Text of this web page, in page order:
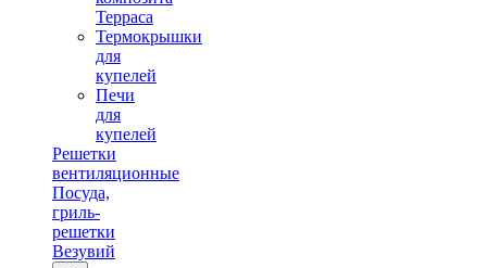
Терраса
Термокрышки
для
купелей
Печи
для
купелей
Решетки
вентиляционные
Посуда,
гриль-
решетки
Везувий